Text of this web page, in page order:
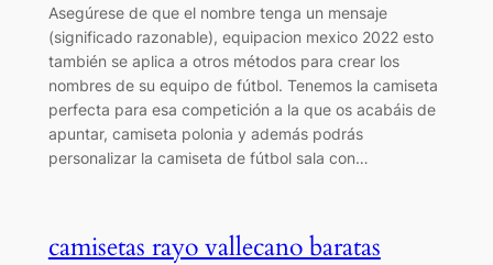
Asegúrese de que el nombre tenga un mensaje
(significado razonable), equipacion mexico 2022 esto
también se aplica a otros métodos para crear los
nombres de su equipo de fútbol. Tenemos la camiseta
perfecta para esa competición a la que os acabáis de
apuntar, camiseta polonia y además podrás
personalizar la camiseta de fútbol sala con…
camisetas rayo vallecano baratas